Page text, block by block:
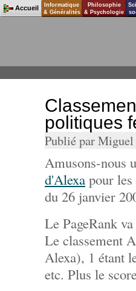
politiques
Publié par
Amusons-nous
d'Alexa pour
du 26 janvier
Le PageRank
Le classement
Alexa), 1 étant
etc. Plus le
Accueil
Informatique
& Généralités
Philosophie
& Psychologie